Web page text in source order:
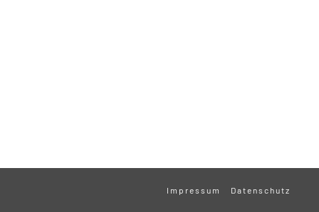
Impressum Datenschutz